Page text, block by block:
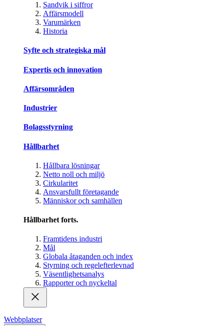
Sandvik i siffror
Affärsmodell
Varumärken
Historia
Syfte och strategiska mål
Expertis och innovation
Affärsområden
Industrier
Bolagsstyrning
Hållbarhet
Hållbara lösningar
Netto noll och miljö
Cirkularitet
Ansvarsfullt företagande
Människor och samhällen
Hållbarhet forts.
Framtidens industri
Mål
Globala åtaganden och index
Styrning och regelefterlevnad
Väsentlighetsanalys
Rapporter och nyckeltal
Webbplatser